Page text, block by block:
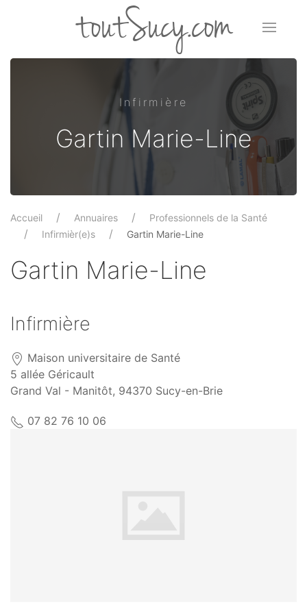
toutSucy.com
Infirmière
Gartin Marie-Line
Accueil Annuaires
Professionnels de la Santé
Infirmièr(e)s
Gartin Marie-Line
Gartin Marie-Line
Infirmière
Maison universitaire de Santé
5 allée Géricault
Grand Val - Manitôt, 94370 Sucy-en-Brie
07 82 76 10 06